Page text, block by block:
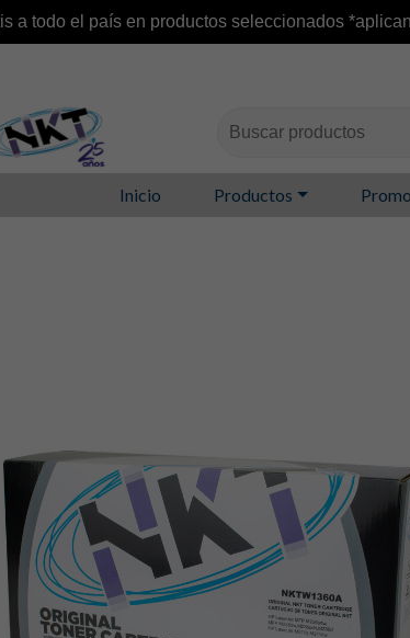
a todo el país en productos seleccionados
Inicio Productos